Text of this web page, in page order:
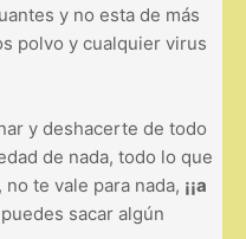
y no esta de más
polvo y cualquier virus
y deshacerte de todo
de nada, todo lo que
te vale para nada, ¡¡a
sacar algún